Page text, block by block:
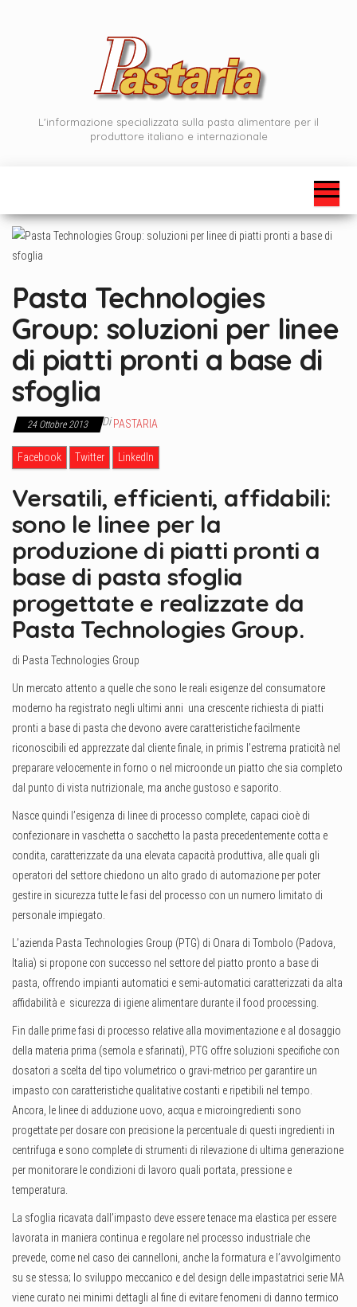
L'informazione specializzata sulla pasta alimentare per il
produttore italiano e internazionale
Pasta Technologies
Group: soluzioni per linee
di piatti pronti a base di
sfoglia
24 Ottobre 2013 Di PASTARIA
Facebook Twitter LinkedIn
Versatili, efficienti, affidabili:
sono le linee per la
produzione di piatti pronti a
base di pasta sfoglia
progettate e realizzate da
Pasta Technologies Group.
di Pasta Technologies Group
Un mercato attento a quelle che sono le reali esigenze del consumatore
moderno ha registrato negli ultimi anni una crescente richiesta di piatti
pronti a base di pasta che devono avere caratteristiche facilmente
riconoscibili ed apprezzate dal cliente finale, in primis l’estrema praticità nel
preparare velocemente in forno o nel microonde un piatto che sia completo
dal punto di vista nutrizionale, ma anche gustoso e saporito.
Nasce quindi l’esigenza di linee di processo complete, capaci cioè di
confezionare in vaschetta o sacchetto la pasta precedentemente cotta e
condita, caratterizzate da una elevata capacità produttiva, alle quali gli
operatori del settore chiedono un alto grado di automazione per poter
gestire in sicurezza tutte le fasi del processo con un numero limitato di
personale impiegato.
L’azienda Pasta Technologies Group (PTG) di Onara di Tombolo (Padova,
Italia) si propone con successo nel settore del piatto pronto a base di
pasta, offrendo impianti automatici e semi-automatici caratterizzati da alta
affidabilità e sicurezza di igiene alimentare durante il food processing.
Fin dalle prime fasi di processo relative alla movimentazione e al dosaggio
della materia prima (semola e sfarinati), PTG offre soluzioni specifiche con
dosatori a scelta del tipo volumetrico o gravi-metrico per garantire un
impasto con caratteristiche qualitative costanti e ripetibili nel tempo.
Ancora, le linee di adduzione uovo, acqua e microingredienti sono
progettate per dosare con precisione la percentuale di questi ingredienti in
centrifuga e sono complete di strumenti di rilevazione di ultima generazione
per monitorare le condizioni di lavoro quali portata, pressione e
temperatura.
La sfoglia ricavata dall’impasto deve essere tenace ma elastica per essere
lavorata in maniera continua e regolare nel processo industriale che
prevede, come nel caso dei cannelloni, anche la formatura e l’avvolgimento
su se stessa; lo sviluppo meccanico e del design delle impastatrici serie MA
viene curato nei minimi dettagli al fine di evitare fenomeni di danno termico